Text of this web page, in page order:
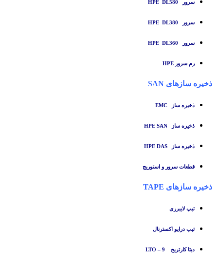
سرور HPE DL580
سرور HPE DL380
سرور HPE DL360
رم سرور HPE
ذخیره سازهای SAN
ذخیره ساز
ذخیره ساز HPE SAN
ذخیره ساز HPE DAS
قطعات سرور و استوریج
ذخیره سازهای TAPE
تبپ لایبرری
تیپ درایو اکسترنال
دیتا کارتریج LTO – 9